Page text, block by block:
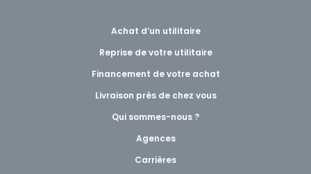
Achat d’un utilitaire
Reprise de votre utilitaire
Financement de votre achat
Livraison près de chez vous
Qui sommes-nous ?
Agences
Carrières